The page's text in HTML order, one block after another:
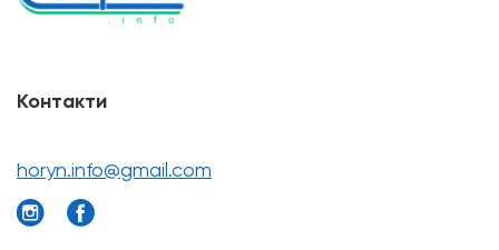
Контакти
horyn.info@gmail.com